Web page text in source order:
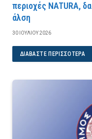
περιοχές NATURA,
άλση
30 ΙΟΥΛΊΟΥ 2026
ΔΙΑΒΆΣΤΕ ΠΕΡΙΣΣΌΤΕΡΑ